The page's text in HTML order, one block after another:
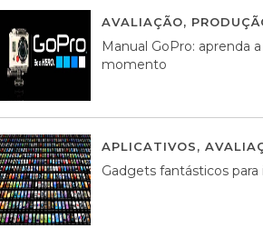
AVALIAÇÃO,
Manual GoPro: aprenda
momento
APLICATIVOS,
Gadgets fantásticos para